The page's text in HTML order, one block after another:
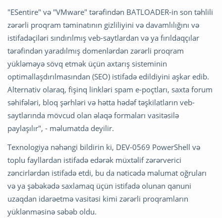
"ESentire" və "VMware" tərəfindən BATLOADER-in son təhlili
zərərli proqram təminatının gizliliyini və davamlılığını və
istifadəçiləri sındırılmış veb-saytlardan və ya fırıldaqçılar
tərəfindən yaradılmış domenlərdən zərərli proqram
yükləməyə sövq etmək üçün axtarış sisteminin
optimallaşdırılmasından (SEO) istifadə edildiyini aşkar edib.
Alternativ olaraq, fişinq linkləri spam e-poçtları, saxta forum
səhifələri, bloq şərhləri və hətta hədəf təşkilatların veb-
saytlarında mövcud olan əlaqə formaları vasitəsilə
paylaşılır", - məlumatda deyilir.
Texnologiya nəhəngi bildirin ki, DEV-0569 PowerShell və
toplu fayllardan istifadə edərək müxtəlif zərərverici
zəncirlərdən istifadə etdi, bu da nəticədə məlumat oğruları
və ya şəbəkədə saxlamaq üçün istifadə olunan qanuni
uzaqdan idarəetmə vasitəsi kimi zərərli proqramların
yüklənməsinə səbəb oldu.